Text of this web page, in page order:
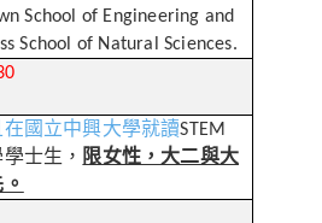
School of Engineering and
School of Natural Sciences.
國立中興大學就讀STEM
士生， 限女性，大二與大